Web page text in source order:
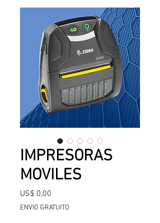
IMPRESORAS
MOVILES
US$ 0,00
ENVIO GRATUITO